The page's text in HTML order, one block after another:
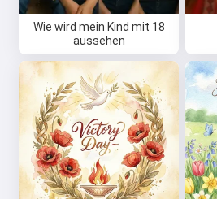
Wie wird mein Kind mit 18
aussehen
Probiere es
Ich akzeptiere:
Datenschutzrichtlinie
Rückerstattungsrichtlinie